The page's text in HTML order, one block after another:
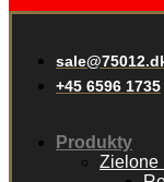
+45 6596 1735
Produkty
Zielone